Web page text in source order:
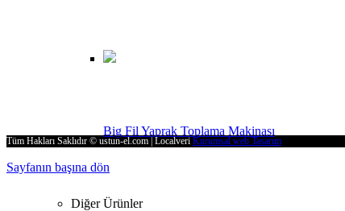
Big Fil Yaprak Toplama Makinası
Diğer Ürünler
Tüm Hakları Saklıdır © ustun-el.com | LocalveriKurumsal web Tasarım
Sayfanın başına dön